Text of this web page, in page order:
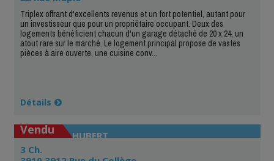
Triplex offrant d'excellents revenus et un fort potentiel, autant pour
un investisseur que pour un propriétaire occupant. Deux des
logements bénéficient chacun d'un garage détaché de 20 x 24, un
atout rare sur le marché. Le logement principal propose de vastes
pièces à aire ouverte, une cuisine conv...
Détails
SAINT-HUBERT
Vendu
3 Ch.